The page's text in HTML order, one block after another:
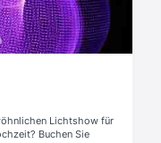
Lichtshow für
Sie